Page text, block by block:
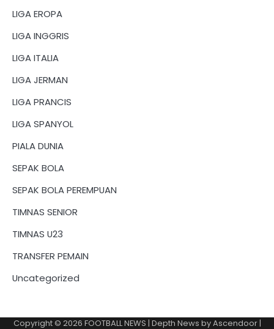
LIGA EROPA
LIGA INGGRIS
LIGA ITALIA
LIGA JERMAN
LIGA PRANCIS
LIGA SPANYOL
PIALA DUNIA
SEPAK BOLA
SEPAK BOLA PEREMPUAN
TIMNAS SENIOR
TIMNAS U23
TRANSFER PEMAIN
Uncategorized
Copyright © 2026 FOOTBALL NEWS | Depth News byAscendoor|